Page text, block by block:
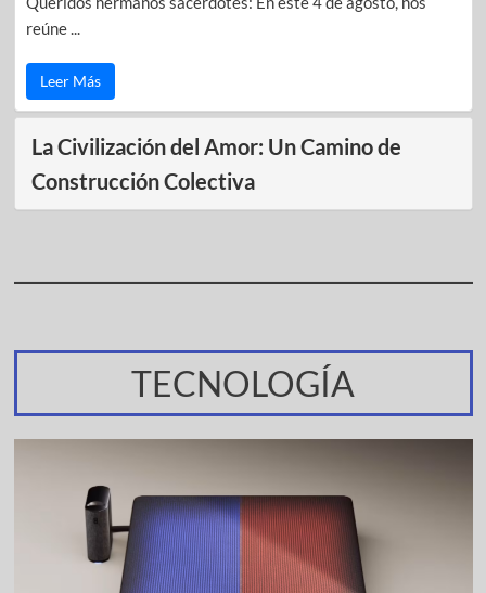
reúne ...
Leer Más
La Civilización del Amor: Un Camino de
Construcción Colectiva
TECNOLOGÍA